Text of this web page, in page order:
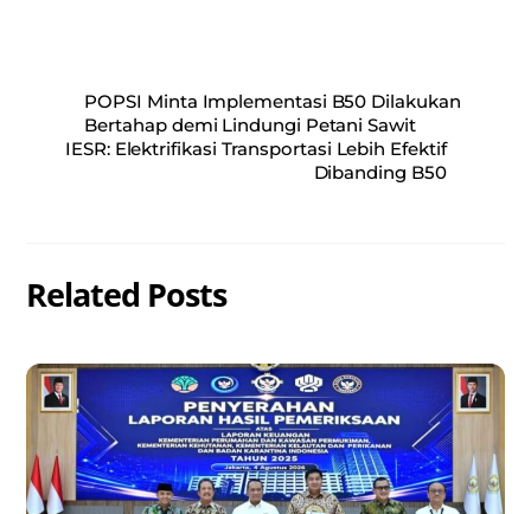
POPSI Minta Implementasi B50 Dilakukan
Bertahap demi Lindungi Petani Sawit
IESR: Elektrifikasi Transportasi Lebih Efektif
Dibanding B50
Related Posts